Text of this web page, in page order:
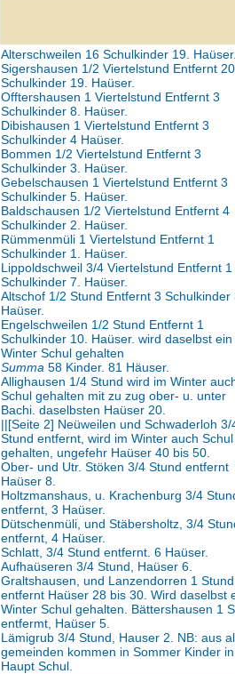
Alterschweilen 16 Schulkinder 19.
Sigershausen 1/2 Viertelstund Entfernt 20
Schulkinder 19. Haüser.
Offtershausen 1 Viertelstund Entfernt 3
Schulkinder 8. Haüser.
Dibishausen 1 Viertelstund Entfernt 3
Schulkinder 4 Haüser.
Bommen 1/2 Viertelstund Entfernt 3
Schulkinder 3. Haüser.
Gebelschausen 1 Viertelstund Entfernt 3
Schulkinder 5. Haüser.
Baldschausen 1/2 Viertelstund Entfernt 4
Schulkinder 2. Haüser.
Rümmenmüli 1 Viertelstund Entfernt 1
Schulkinder 1. Haüser.
Lippoldschweil 3/4 Viertelstund Entfernt 1
Schulkinder 7. Haüser.
Altschof 1/2 Stund Entfernt 3 Schulkinder
Haüser.
Engelschweilen 1/2 Stund Entfernt 1
Schulkinder 10. Haüser. wird daselbst ein
Winter Schul gehalten
Summa 58 Kinder. 81 Häuser.
Allighausen 1/4 Stund wird im Winter
Schul gehalten mit zu zug ober- u. unter
Bachi. daselbsten Haüser 20.
||[Seite 2] Neüweilen und Schwaderloh 3/
Stund entfernt, wird im Winter auch Schul
gehalten, ungefehr Haüser 40 bis 50.
Ober- und Utr. Stöken 3/4 Stund entfernt
Haüser 8.
Holtzmanshaus, u. Krachenburg 3/4
entfernt, 3 Haüser.
Dütschenmüli, und Stäbersholtz, 3/4
entfernt, 4 Haüser.
Schlatt, 3/4 Stund entfernt. 6 Haüser.
Aufhaüseren 3/4 Stund, Haüser 6.
Graltshausen, und Lanzendorren 1 Stund
entfernt Haüser 28 bis 30. Wird daselbst
Winter Schul gehalten. Bättershausen 1
entfermt, Haüser 5.
Lämigrub 3/4 Stund, Hauser 2. NB: aus
gemeinden kommen in Sommer Kinder
Haupt Schul.